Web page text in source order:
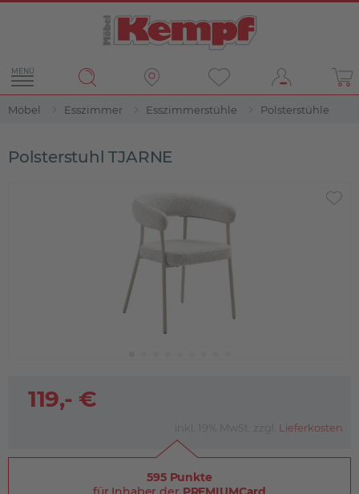
MENÜ
Möbel Esszimmer Esszimmerstühle Polsterstühle
Polsterstuhl TJARNE
119,- €
inkl. 19% MwSt. zzgl. Lieferkosten
595 Punkte